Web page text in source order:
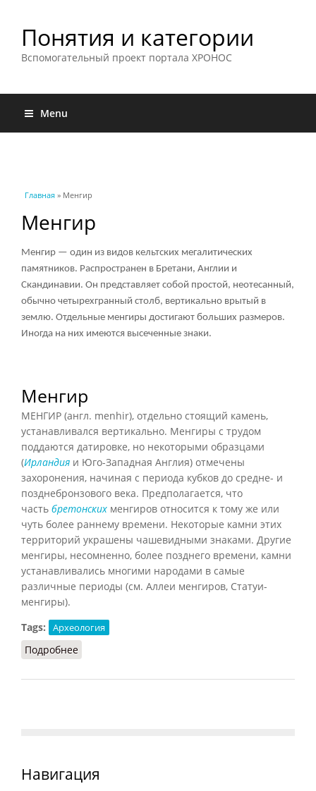
Понятия и категории
Вспомогательный проект портала ХРОНОС
Menu
Вы здесь
Главная » Менгир
Менгир
Менгир — один из видов кельтских мегалитических
памятников. Распространен в Бретани, Англии и
Скандинавии. Он представляет собой простой, неотесанный,
обычно четырехгранный столб, вертикально врытый в
землю. Отдельные менгиры достигают больших размеров.
Иногда на них имеются высеченные знаки.
Менгир
МЕНГИР (англ. menhir), отдельно стоящий камень,
устанавливался вертикально. Менгиры с трудом
поддаются датировке, но некоторыми образцами
(Ирландия и Юго-Западная Англия) отмечены
захоронения, начиная с периода кубков до средне- и
позднебронзового века. Предполагается, что
часть бретонских менгиров относится к тому же или
чуть более раннему времени. Некоторые камни этих
территорий украшены чашевидными знаками. Другие
менгиры, несомненно, более позднего времени, камни
устанавливались многими народами в самые
различные периоды (см. Аллеи менгиров, Статуи-
менгиры).
Tags:
Археология
Подробнее
Навигация